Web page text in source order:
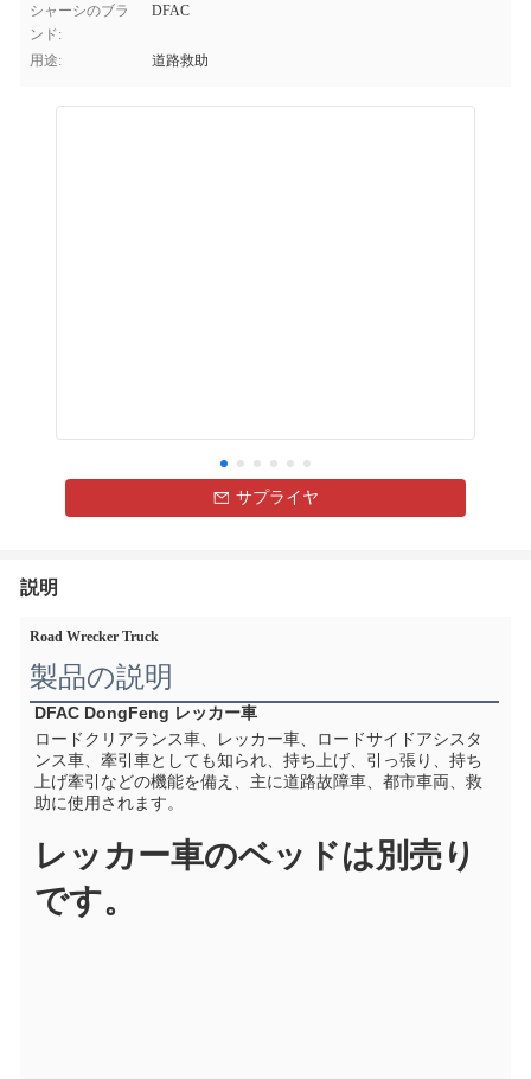
シャーシのブラ
ンド:
DFAC
用途: 道路救助
サプライヤ
説明
Road Wrecker Truck
製品の説明
DFAC DongFeng レッカー車
ロードクリアランス車、レッカー車、ロードサイドアシスタ
ンス車、牽引車としても知られ、持ち上げ、引っ張り、持ち
上げ牽引などの機能を備え、主に道路故障車、都市車両、救
助に使用されます。
レッカー車のベッドは別売り
です。